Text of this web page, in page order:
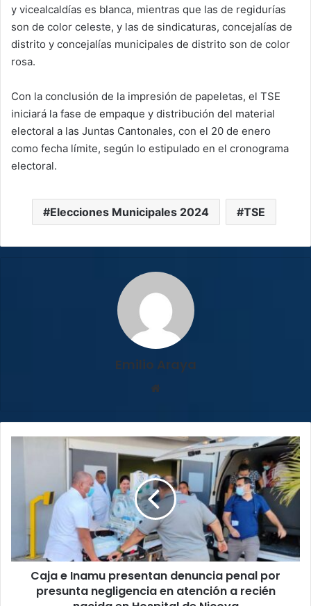
y vicealcaldías es blanca, mientras que las de regidurías
son de color celeste, y las de sindicaturas, concejalías de
distrito y concejalías municipales de distrito son de color
rosa.
Con la conclusión de la impresión de papeletas, el TSE
iniciará la fase de empaque y distribución del material
electoral a las Juntas Cantonales, con el 20 de enero
como fecha límite, según lo estipulado en el cronograma
electoral.
Elecciones Municipales 2024 TSE
Emilio Araya
presentan
denuncia
presunta
negligencia
atención
Caja e Inamu presentan denuncia penal por
presunta negligencia en atención a recién